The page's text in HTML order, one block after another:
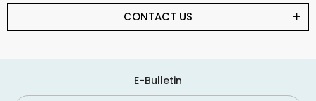
CONTACT US
E-Bulletin